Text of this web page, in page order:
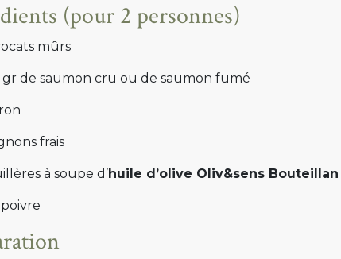
(pour 2 personnes)
mûrs
gr de saumon cru ou de saumon fumé
frais
à soupe d’huile d’olive Oliv&sens Bouteillan